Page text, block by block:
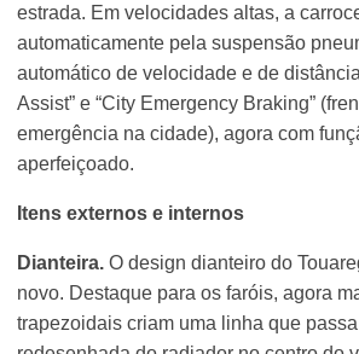
estrada. Em velocidades altas, a
automaticamente pela suspensão
automático de velocidade e de
Assist” e “City Emergency Braking”
emergência na cidade), agora com
aperfeiçoado.
Itens externos e internos
Dianteira.O design dianteiro do
novo. Destaque para os faróis, agora
trapezoidais criam uma linha que